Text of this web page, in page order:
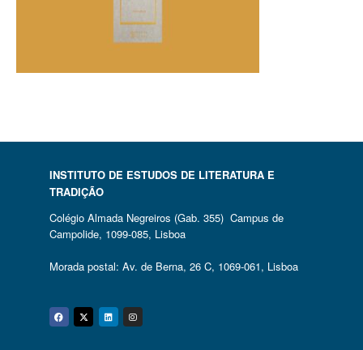
INSTITUTO DE ESTUDOS DE LITERATURA E
TRADIÇÃO
Colégio Almada Negreiros (Gab. 355) Campus de
Campolide, 1099-085, Lisboa
Morada postal: Av. de Berna, 26 C, 1069-061, Lisboa
Facebook
Twitter
Linkedin
Instagram